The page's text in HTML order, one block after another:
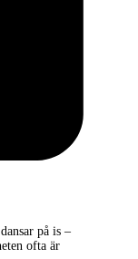
på is –
ofta är